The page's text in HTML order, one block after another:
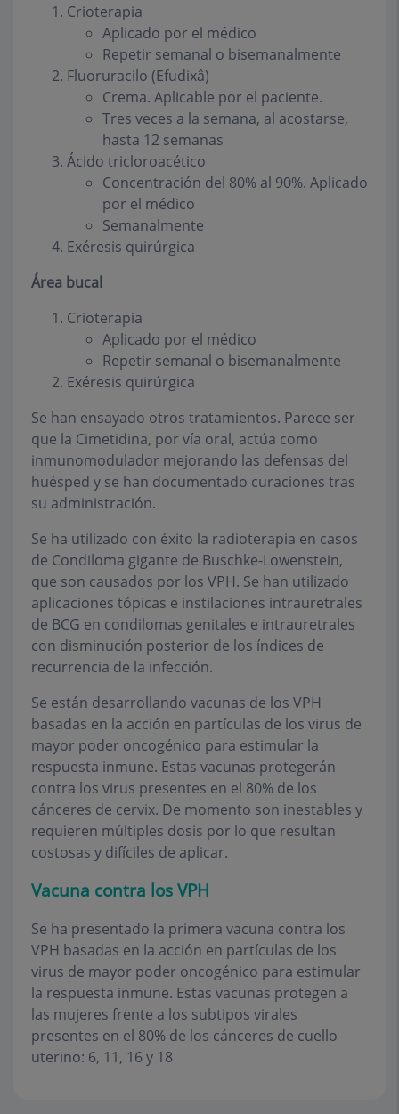
Crioterapia
Aplicado por el médico
Repetir semanal o bisemanalmente
Fluoruracilo (Efudixâ)
Crema. Aplicable por el paciente.
Tres veces a la semana, al acostarse,
hasta 12 semanas
Ácido tricloroacético
Concentración del 80% al 90%. Aplicado
por el médico
Semanalmente
Exéresis quirúrgica
Área bucal
Crioterapia
Aplicado por el médico
Repetir semanal o bisemanalmente
Exéresis quirúrgica
Se han ensayado otros tratamientos. Parece ser
que la Cimetidina, por vía oral, actúa como
inmunomodulador mejorando las defensas del
huésped y se han documentado curaciones tras
su administración.
Se ha utilizado con éxito la radioterapia en casos
de Condiloma gigante de Buschke-Lowenstein,
que son causados por los VPH. Se han utilizado
aplicaciones tópicas e instilaciones intrauretrales
de BCG en condilomas genitales e intrauretrales
con disminución posterior de los índices de
recurrencia de la infección.
Se están desarrollando vacunas de los VPH
basadas en la acción en partículas de los virus de
mayor poder oncogénico para estimular la
respuesta inmune. Estas vacunas protegerán
contra los virus presentes en el 80% de los
cánceres de cervix. De momento son inestables y
requieren múltiples dosis por lo que resultan
costosas y difíciles de aplicar.
Vacuna contra los VPH
Se ha presentado la primera vacuna contra los
VPH basadas en la acción en partículas de los
virus de mayor poder oncogénico para estimular
la respuesta inmune. Estas vacunas protegen a
las mujeres frente a los subtipos virales
presentes en el 80% de los cánceres de cuello
uterino: 6, 11, 16 y 18